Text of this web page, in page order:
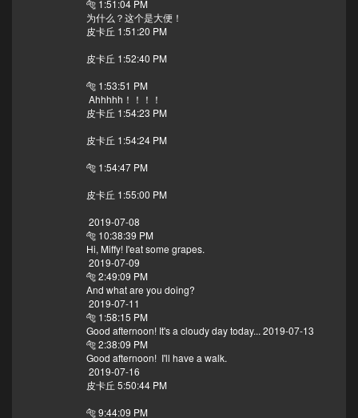
🐅 1:51:04 PM
为什么？这个是大便！
皮卡丘 1:51:20 PM
皮卡丘 1:52:40 PM
🐅 1:53:51 PM
Ahhhhh！！！！
皮卡丘 1:54:23 PM
皮卡丘 1:54:24 PM
🐅 1:54:47 PM
皮卡丘 1:55:00 PM
2019-07-08
🐅 10:38:39 PM
Hi, Miffy! I'eat some grapes.
2019-07-09
🐅 2:49:09 PM
And what are you doing?
2019-07-11
🐅 1:58:15 PM
Good afternoon! It's a cloudy day today... 2019-07-13
🐅 2:38:09 PM
Good afternoon! I'll have a walk.
2019-07-16
皮卡丘 5:50:44 PM
🐅 9:44:09 PM